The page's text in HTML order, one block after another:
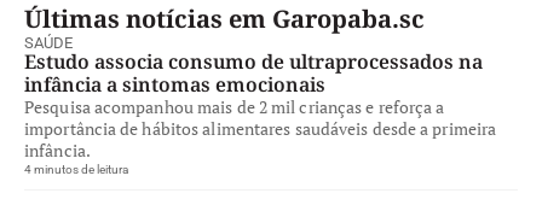
Últimas notícias em Garopaba.sc
SAÚDE
Estudo associa consumo de ultraprocessados na
infância a sintomas emocionais
Pesquisa acompanhou mais de 2 mil crianças e reforça a
importância de hábitos alimentares saudáveis desde a primeira
infância.
4 minutos de leitura